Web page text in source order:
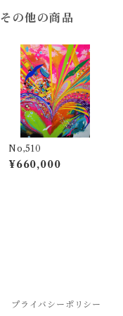
その他の商品
No,510
¥660,000
プライバシーポリシー